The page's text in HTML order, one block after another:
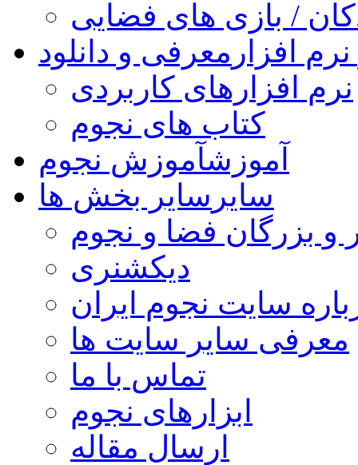
/ بازی های فضایی
افزار معرفی و دانلود
نرم افزارهای کاربردی
کتاب های نجوم
آموزشآموزش نجوم
سایر سایر بخش ها
و بزرگان فضا و نجوم
دیکشنری
سایت نجوم ایران
معرفی سایر سایت ها
تماس با ما
ابزارهای نجوم
ارسال مقاله